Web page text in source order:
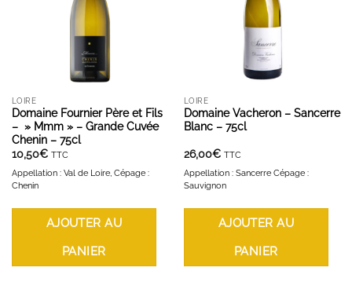
LOIRE
Domaine Fournier Père et Fils
– » Mmm » – Grande Cuvée
Chenin – 75cl
10,50€ TTC
Appellation : Val de Loire, Cépage :
Chenin
AJOUTER AU
PANIER
LOIRE
Domaine Vacheron – Sancerre
Blanc – 75cl
26,00€ TTC
Appellation : Sancerre Cépage :
Sauvignon
AJOUTER AU
PANIER